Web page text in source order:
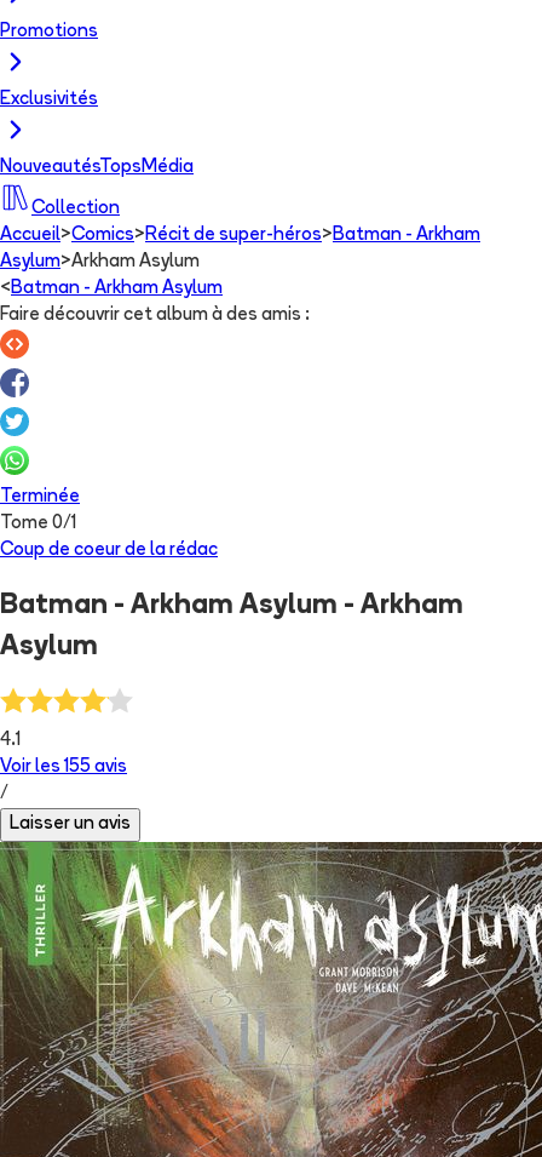
Promotions
Exclusivités
NouveautésTops Média
Collection
Accueil>Comics> Récit de super-héros> Batman - Arkham
Asylum>Arkham Asylum
< Batman - Arkham Asylum
Faire découvrir cet album à des amis :
Terminée
Tome 0/1
Coup de coeur de la rédac
Batman - Arkham Asylum - Arkham
Asylum
4.1
Voir les 155 avis
/
Laisser un avis